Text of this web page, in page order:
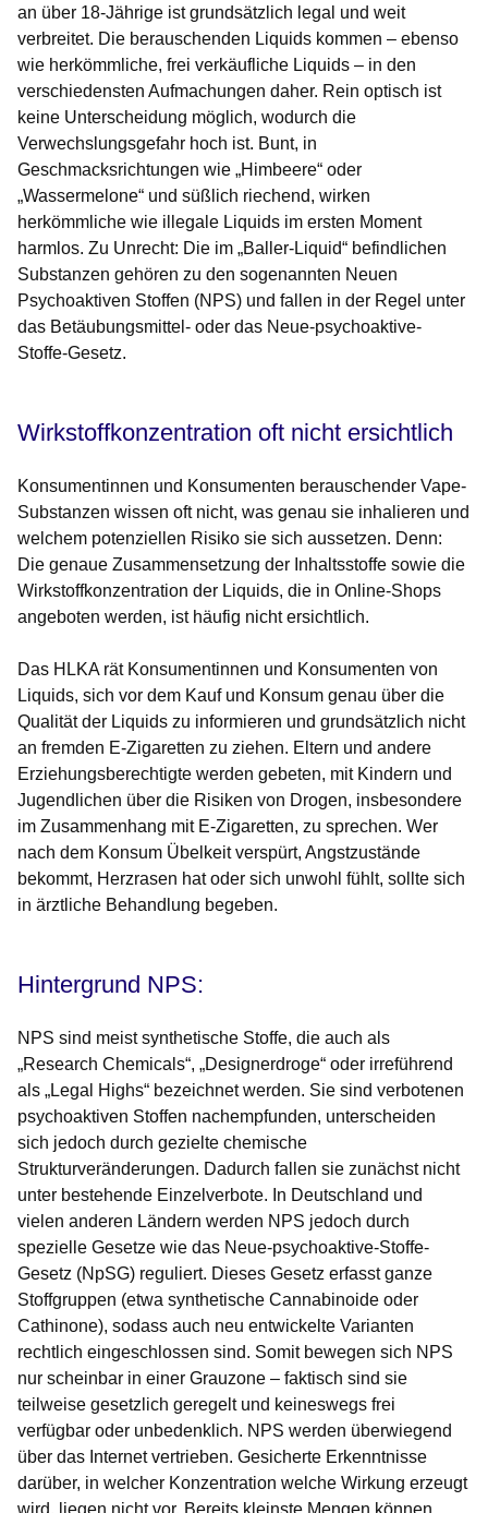
an über 18-Jährige ist grundsätzlich legal und weit
verbreitet. Die berauschenden Liquids kommen – ebenso
wie herkömmliche, frei verkäufliche Liquids – in den
verschiedensten Aufmachungen daher. Rein optisch ist
keine Unterscheidung möglich, wodurch die
Verwechslungsgefahr hoch ist. Bunt, in
Geschmacksrichtungen wie „Himbeere“ oder
„Wassermelone“ und süßlich riechend, wirken
herkömmliche wie illegale Liquids im ersten Moment
harmlos. Zu Unrecht: Die im „Baller-Liquid“ befindlichen
Substanzen gehören zu den sogenannten Neuen
Psychoaktiven Stoffen (NPS) und fallen in der Regel unter
das Betäubungsmittel- oder das Neue-psychoaktive-
Stoffe-Gesetz.
Wirkstoffkonzentration oft nicht ersichtlich
Konsumentinnen und Konsumenten berauschender Vape-
Substanzen wissen oft nicht, was genau sie inhalieren und
welchem potenziellen Risiko sie sich aussetzen. Denn:
Die genaue Zusammensetzung der Inhaltsstoffe sowie die
Wirkstoffkonzentration der Liquids, die in Online-Shops
angeboten werden, ist häufig nicht ersichtlich.
Das HLKA rät Konsumentinnen und Konsumenten von
Liquids, sich vor dem Kauf und Konsum genau über die
Qualität der Liquids zu informieren und grundsätzlich nicht
an fremden E-Zigaretten zu ziehen. Eltern und andere
Erziehungsberechtigte werden gebeten, mit Kindern und
Jugendlichen über die Risiken von Drogen, insbesondere
im Zusammenhang mit E-Zigaretten, zu sprechen. Wer
nach dem Konsum Übelkeit verspürt, Angstzustände
bekommt, Herzrasen hat oder sich unwohl fühlt, sollte sich
in ärztliche Behandlung begeben.
Hintergrund NPS:
NPS sind meist synthetische Stoffe, die auch als
„Research Chemicals“, „Designerdroge“ oder irreführend
als „Legal Highs“ bezeichnet werden. Sie sind verbotenen
psychoaktiven Stoffen nachempfunden, unterscheiden
sich jedoch durch gezielte chemische
Strukturveränderungen. Dadurch fallen sie zunächst nicht
unter bestehende Einzelverbote. In Deutschland und
vielen anderen Ländern werden NPS jedoch durch
spezielle Gesetze wie das Neue-psychoaktive-Stoffe-
Gesetz (NpSG) reguliert. Dieses Gesetz erfasst ganze
Stoffgruppen (etwa synthetische Cannabinoide oder
Cathinone), sodass auch neu entwickelte Varianten
rechtlich eingeschlossen sind. Somit bewegen sich NPS
nur scheinbar in einer Grauzone – faktisch sind sie
teilweise gesetzlich geregelt und keineswegs frei
verfügbar oder unbedenklich. NPS werden überwiegend
über das Internet vertrieben. Gesicherte Erkenntnisse
darüber, in welcher Konzentration welche Wirkung erzeugt
wird, liegen nicht vor. Bereits kleinste Mengen können